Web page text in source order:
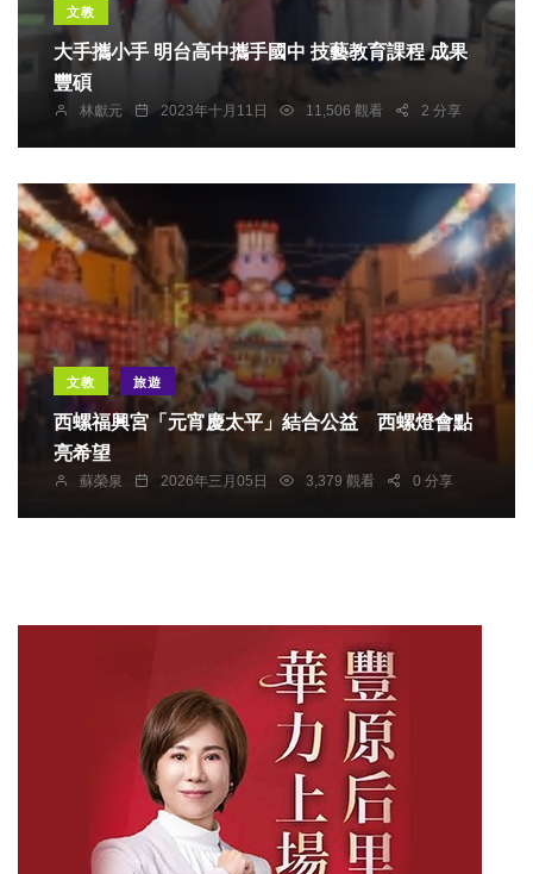
文教
大手攜小手 明台高中攜手國中 技藝教育課程 成果
豐碩
林獻元 2023年十月11日 11,506 觀看 2 分享
文教 旅遊
西螺福興宮「元宵慶太平」結合公益 西螺燈會點
亮希望
蘇榮泉 2026年三月05日 3,379 觀看 0 分享